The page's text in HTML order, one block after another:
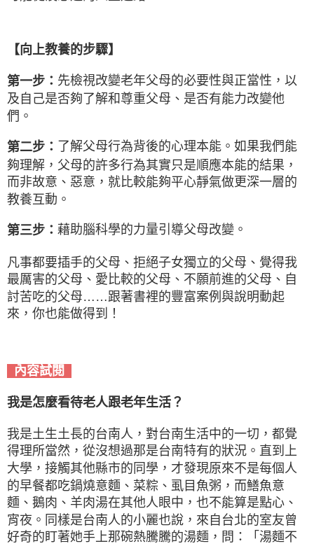
【向上教養的步驟】
第一步： 先檢視改變老年父母的必要性與正當性，以
及自己是否夠了解和尊重父母、是否有能力改變他
們。
第二步：
了解父母行為背後的心理本能。如果我們能
夠理解，父母的許多行為其實只是順應本能的結果，
而非故意、惡意，就比較能夠平心靜氣做更深一層的
教養互動。
第三步： 藉助腦科學的力量引導父母改變。
凡事都要插手的父母、拒絕子女獨立的父母、覺得我
最厲害的父母、愛比較的父母、不願前進的父母、自
討苦吃的父母……跟著書裡的豐富案例與說明動起
來，你也能做得到！
內容試閱
我是怎麼看待老人跟老年生活？
我是土生土長的台南人，對台南生活中的一切，都覺
得理所當然，從沒想過那是台南特有的狀況。直到上
大學，接觸其他縣市的同學，才發現原來不是每個人
的早餐都吃鍋燒意麵、菜粽、虱目魚粥，而鱔魚意
麵、鵝肉、羊肉湯在其他人眼中，也不能算是點心、
宵夜。同樣是台南人的小麗也說，來自台北的室友曾
好奇的盯著她手上那碗熱騰騰的湯麵，問：「湯麵不